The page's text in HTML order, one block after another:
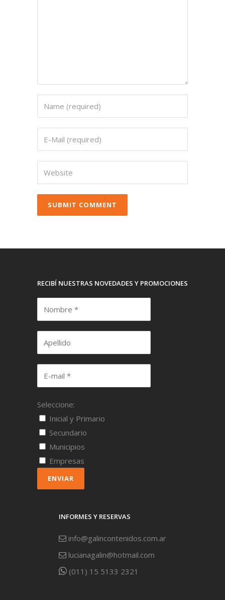
RECIBÍ NUESTRAS NOVEDADES Y PROMOCIONES
Seleccione:
Inicial y Primario
Secundario
Municipios
Empresas
ENVIAR
INFORMES Y RESERVAS
info@galincontenidos.com.ar
lucianagalin@hotmail.com
(011) 15 5133 2321